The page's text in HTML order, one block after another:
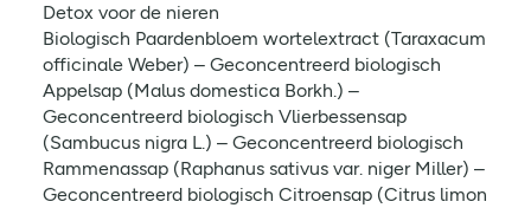
Detox voor de nieren
Biologisch Paardenbloem wortelextract (Taraxacum
officinale Weber) – Geconcentreerd biologisch
Appelsap (Malus domestica Borkh.) –
Geconcentreerd biologisch Vlierbessensap
(Sambucus nigra L.) – Geconcentreerd biologisch
Rammenassap (Raphanus sativus var. niger Miller) –
Geconcentreerd biologisch Citroensap (Citrus limon